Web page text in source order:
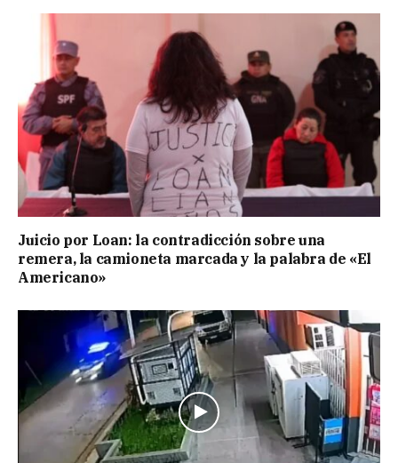
Juicio por Loan: la contradicción sobre una
remera, la camioneta marcada y la palabra de «El
Americano»